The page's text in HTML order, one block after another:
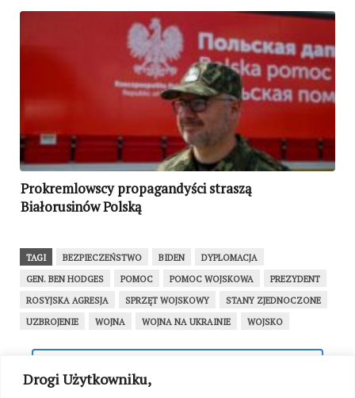
Drogi Użytkowniku,
Prokremlowscy propagandyści straszą
Białorusinów Polską
TAGI BEZPIECZEŃSTWO BIDEN
DYPLOMACJA
GEN. BEN HODGES
POMOC POMOC WOJSKOWA
PREZYDENT
ROSYJSKA AGRESJA
SPRZĘT WOJSKOWY
STANY ZJEDNOCZONE
UZBROJENIE
WOJNA WOJNA NA UKRAINIE WOJSKO